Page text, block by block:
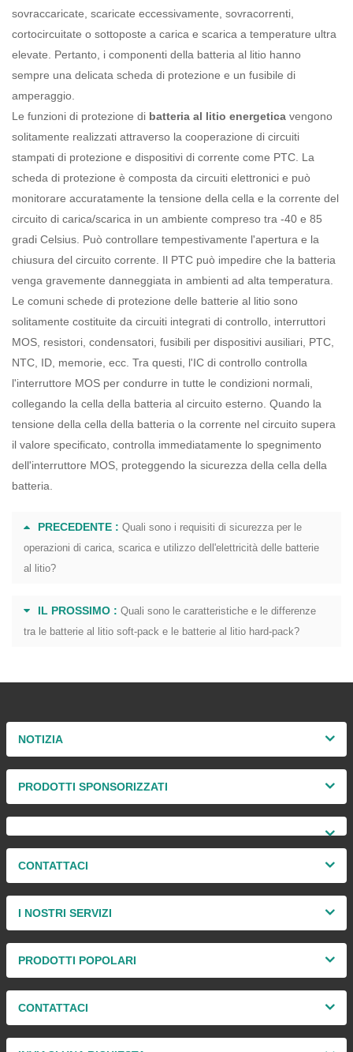
sovraccaricate, scaricate eccessivamente, sovracorrenti,
cortocircuitate o sottoposte a carica e scarica a temperature ultra
elevate. Pertanto, i componenti della batteria al litio hanno
sempre una delicata scheda di protezione e un fusibile di
amperaggio.
Le funzioni di protezione di batteria al litio energetica vengono
solitamente realizzati attraverso la cooperazione di circuiti
stampati di protezione e dispositivi di corrente come PTC. La
scheda di protezione è composta da circuiti elettronici e può
monitorare accuratamente la tensione della cella e la corrente del
circuito di carica/scarica in un ambiente compreso tra -40 e 85
gradi Celsius. Può controllare tempestivamente l'apertura e la
chiusura del circuito corrente. Il PTC può impedire che la batteria
venga gravemente danneggiata in ambienti ad alta temperatura.
Le comuni schede di protezione delle batterie al litio sono
solitamente costituite da circuiti integrati di controllo, interruttori
MOS, resistori, condensatori, fusibili per dispositivi ausiliari, PTC,
NTC, ID, memorie, ecc. Tra questi, l'IC di controllo controlla
l'interruttore MOS per condurre in tutte le condizioni normali,
collegando la cella della batteria al circuito esterno. Quando la
tensione della cella della batteria o la corrente nel circuito supera
il valore specificato, controlla immediatamente lo spegnimento
dell'interruttore MOS, proteggendo la sicurezza della cella della
batteria.
PRECEDENTE : Quali sono i requisiti di sicurezza per le
operazioni di carica, scarica e utilizzo dell'elettricità delle batterie
al litio?
IL PROSSIMO : Quali sono le caratteristiche e le differenze
tra le batterie al litio soft-pack e le batterie al litio hard-pack?
NOTIZIA
PRODOTTI SPONSORIZZATI
CONTATTACI
I NOSTRI SERVIZI
PRODOTTI POPOLARI
CONTATTACI